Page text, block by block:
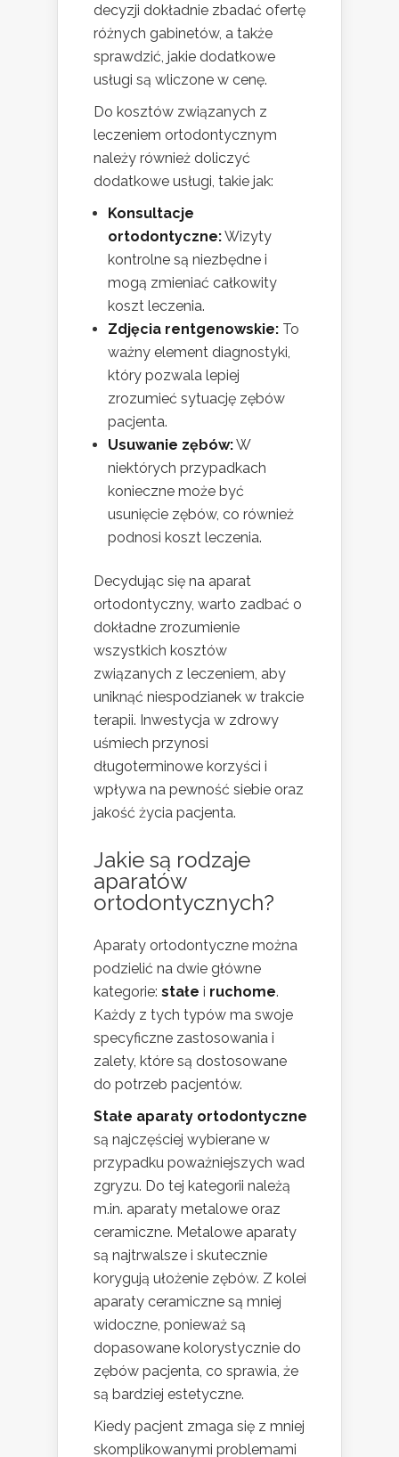
decyzji dokładnie zbadać ofertę
różnych gabinetów, a także
sprawdzić, jakie dodatkowe
usługi są wliczone w cenę.
Do kosztów związanych z
leczeniem ortodontycznym
należy również doliczyć
dodatkowe usługi, takie jak:
Konsultacje
ortodontyczne:Wizyty
kontrolne są niezbędne i
mogą zmieniać całkowity
koszt leczenia.
Zdjęcia rentgenowskie: To
ważny element diagnostyki,
który pozwala lepiej
zrozumieć sytuację zębów
pacjenta.
Usuwanie zębów:W
niektórych przypadkach
konieczne może być
usunięcie zębów, co również
podnosi koszt leczenia.
Decydując się na aparat
ortodontyczny, warto zadbać o
dokładne zrozumienie
wszystkich kosztów
związanych z leczeniem, aby
uniknąć niespodzianek w trakcie
terapii. Inwestycja w zdrowy
uśmiech przynosi
długoterminowe korzyści i
wpływa na pewność siebie oraz
jakość życia pacjenta.
Jakie są rodzaje
aparatów
ortodontycznych?
Aparaty ortodontyczne można
podzielić na dwie główne
kategorie: stałe i ruchome.
Każdy z tych typów ma swoje
specyficzne zastosowania i
zalety, które są dostosowane
do potrzeb pacjentów.
Stałe aparaty ortodontyczne
są najczęściej wybierane w
przypadku poważniejszych wad
zgryzu. Do tej kategorii należą
m.in. aparaty metalowe oraz
ceramiczne. Metalowe aparaty
są najtrwalsze i skutecznie
korygują ułożenie zębów. Z kolei
aparaty ceramiczne są mniej
widoczne, ponieważ są
dopasowane kolorystycznie do
zębów pacjenta, co sprawia, że
są bardziej estetyczne.
Kiedy pacjent zmaga się z mniej
skomplikowanymi problemami